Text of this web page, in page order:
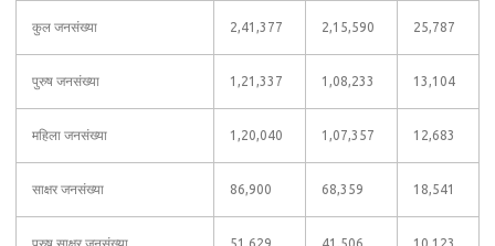
कुल जनसंख्या 2,41,377 2,15,590 25,787
पुरुष जनसंख्या 1,21,337 1,08,233 13,104
महिला जनसंख्या 1,20,040 1,07,357 12,683
साक्षर जनसंख्या 86,900 68,359 18,541